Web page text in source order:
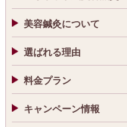
美容鍼灸について
選ばれる理由
料金プラン
キャンペーン情報